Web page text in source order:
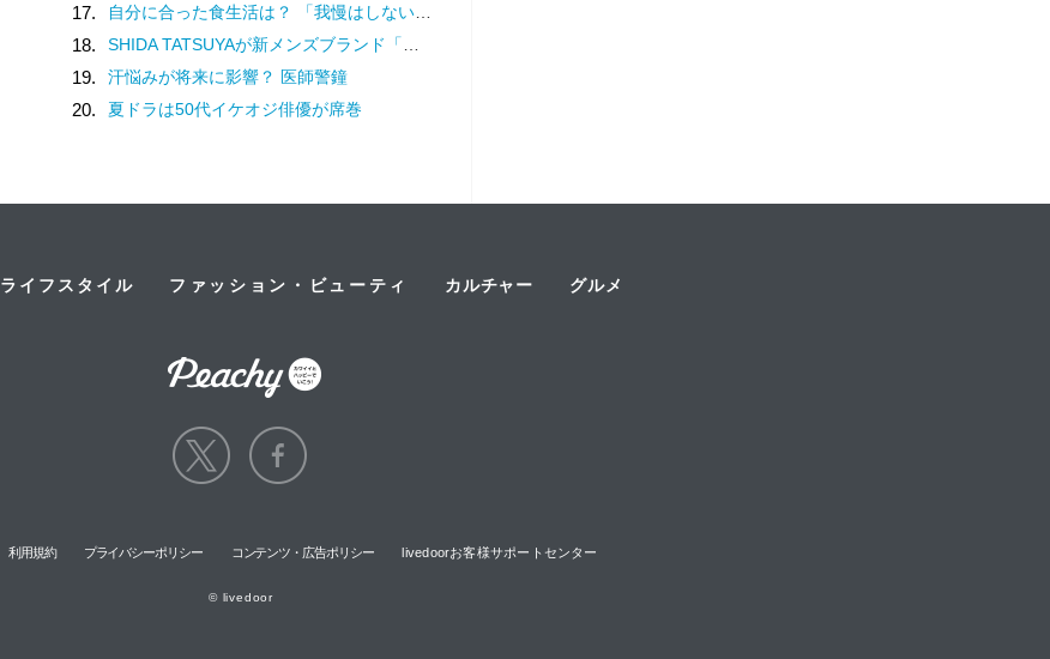
17. 自分に合った食生活は？ 「我慢はしない」けど「体重は落ちていく」食事内容を模索してみた
18. SHIDA TATSUYAが新メンズブランド「ペドロソ」を立ち上げ
19. 汗悩みが将来に影響？ 医師警鐘
20. 夏ドラは50代イケオジ俳優が席巻
ライフスタイル ファッション・ビューティ カルチャー グルメ
利用規約 プライバシーポリシー コンテンツ・広告ポリシー livedoorお客様サポートセンター
© livedoor